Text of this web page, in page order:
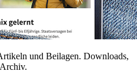
und Beilagen. Downloads,